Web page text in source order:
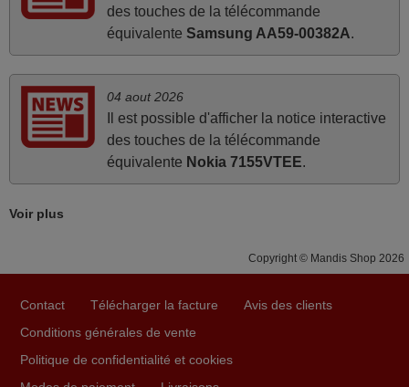
Concerne la télécommande de remplacement pour le
vidéo projecteur Wimius P20. Un avis provisoire avait été
émis car le délai de 24h était dépassé, néanmoins j'ai
reçu la télécommande au cours du 3ème jour ouvré,
compatible avec mon besoin. Concernant la
fonctionnalité de la télécommande, le produit tient sa
promesse. Le document permet de connaître facilement
directement utilisable moyennant l'insertion des 2 piles
fournies.
des touches de la télécommande
équivalente Samsung AA59-00382A.
04 aout 2026
Il est possible d'afficher la notice interactive
des touches de la télécommande
équivalente Nokia 7155VTEE.
Voir plus
Copyright © Mandis Shop 2026
Contact Télécharger la facture
Avis des clients
Conditions générales de vente
Politique de confidentialité et cookies